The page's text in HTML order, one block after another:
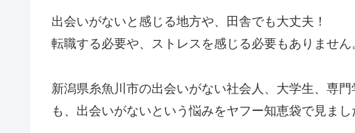
出会いがないと感じる地方や、田舎でも大丈夫！
転職する必要や、ストレスを感じる必要もありません
新潟県糸魚川市の出会いがない社会人、大学生、専
も、出会いがないという悩みをヤフー知恵袋で見まし